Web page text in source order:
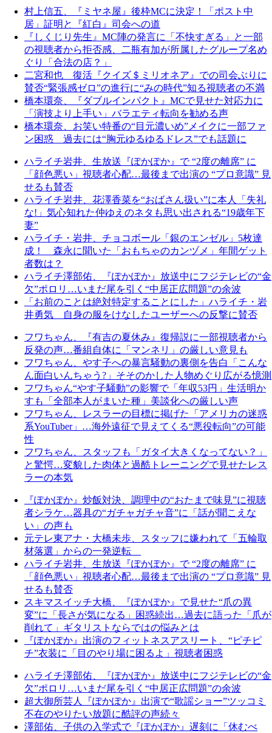
村上信五、『ミヤネ屋』後枠MCに決定！「ポスト中
居」証明と『紅白』司会への道
『しくじり先生』MC陣の発言に「不快すぎる」と一部
の視聴者から拒否感、二瓶有加が所属したグループ名め
ぐり「合法の店？」
二宮和也 復活『クイズ＄ミリオネア』での司会ぶりに
賛否“緊張感ゼロ”の進行に“みの時代”知る視聴者の不満
橋本環奈、『ダブルインパクト』MCで見せた対応力に
「演技より上手い」バラエティ転向を勧める声
橋本環奈、お笑い特番の“目元濃いめ”メイクに一部ファ
ン困惑 過去には“胸元ゆるゆるドレス”でも話題に
ハライチ岩井、生放送『ぽかぽか』で “2度の離席” に
「顔色悪い」視聴者心配…最後まで出演の “プロ意識” 見
せるも賛否
ハライチ岩井、花澤香菜を“おばさん扱い”に本人「失礼
な!」気心知れた仲ゆえのネタも思い出される“19歳年下
妻”
ハライチ・岩井、チョコボール「銀のエンゼル」5枚達
成！ 森永に聞いた「おもちゃのカンヅメ」年間ゲット
者数は？
ハライチ澤部佑、『ぽかぽか』放送中にフジテレビの“金
欠”ポロリ…いまだ尾を引く“中居正広問題”の余波
「お前のことは絶対特定することにした」ハライチ・岩
井勇気 自身の服をけなしたユーザーへの反撃に賛否
フワちゃん、『有吉の夏休み』復帰説に一部視聴者から
反発の声…番組自体に「マンネリ」の厳しい意見も
フワちゃん、やす子への暴言騒動の裏側を告白「こんな
ん面白いんちゃう?」そそのかした人物めぐり広がる憶測
フワちゃん“やす子騒動”の影響で「年収53円」生活明か
すも「全部本人がまいた種」美談化への厳しい声
フワちゃん、レスラーの目標に掲げた「アメリカの迷惑
系YouTuber」…海外遠征で見えてくる“悪役転向”の可能
性
フワちゃん、スタッフも「ガタイ大きくなってない？」
と驚愕…変貌した肉体と過酷トレーニングで見せたレス
ラーの本気
『ぽかぽか』炒飯対決、調理中の“おたまで味見”に視聴
者シラケ…器具の“ガチャガチャ音”に「話が聞こえな
い」の声も
元テレ東アナ・大橋未歩、スタッフに嫌われて「五輪取
材落選」からの一発逆転
ハライチ岩井、生放送『ぽかぽか』で “2度の離席” に
「顔色悪い」視聴者心配…最後まで出演の “プロ意識” 見
せるも賛否
スキマスイッチ大橋、『ぽかぽか』で見せた“爪の異
変”に「長さが気になる」困惑続出…過去に語った「爪が
削れて」ギタリストならではの悩みとは
『ぽかぽか』出演のフィットネスアスリート、“ピチピ
チ”衣装に「目のやり場に困るよ」視聴者困惑
ハライチ澤部佑、『ぽかぽか』放送中にフジテレビの“金
欠”ポロリ…いまだ尾を引く“中居正広問題”の余波
超大御所芸人『ぽかぽか』出演で“歌謡ショー”ツッコミ
不在のやりたい放題に酷評の声続々
澤部佑、子供の入学式で『ぽかぽか』遅刻に「休むべ